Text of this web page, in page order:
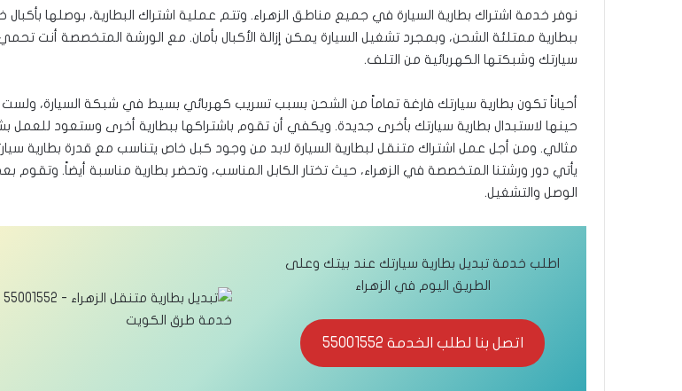
نوفر خدمة اشتراك بطارية السيارة في جميع مناطق الزهراء. وتتم عملية اشتراك البطارية، بوصلها بأكبال
ببطارية ممتلئة الشحن، وبمجرد تشغيل السيارة يمكن إزالة الأكبال بأمان. مع الورشة المتخصصة أنت
سيارتك وشبكتها الكهربائية من التلف.
أحياناً تكون بطارية سيارتك فارغة تماماً من الشحن بسبب تسريب كهربائي بسيط في شبكة السيارة،
حينها لاستبدال بطارية سيارتك بأخرى جديدة. ويكفي أن تقوم باشتراكها ببطارية أخرى وستعود للعمل
مثالي. ومن أجل عمل اشتراك متنقل لبطارية السيارة لابد من وجود كبل خاص يتناسب مع قدرة بطارية
يأتي دور ورشتنا المتخصصة في الزهراء، حيث تختار الكابل المناسب، وتحضر بطارية مناسبة أيضاً. وتقوم
الوصل والتشغيل.
اطلب خدمة تبديل بطارية سيارتك عند بيتك وعلى
الطريق اليوم في الزهراء
اتصل بنا لطلب الخدمة 55001552